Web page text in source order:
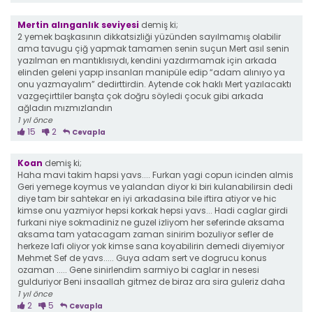
Mertin alınganlık seviyesi demiş ki;
2 yemek başkasının dikkatsizliği yüzünden sayılmamış olabilir
ama tavugu çiğ yapmak tamamen senin suçun Mert asıl senin
yazılman en mantıklısıydı, kendini yazdırmamak için arkada
elinden geleni yapıp insanları manipüle edip “adam alınıyo ya
onu yazmayalım” dedirttirdin. Aytende cok haklı Mert yazılacaktı
vazgeçirttiler barışta çok doğru söyledi çocuk gibi arkada
ağladın mızmızlandın
1 yıl önce
15 2 Cevapla
Koan demiş ki;
Haha mavi takim hapsi yavs.... Furkan yagi copun icinden almis
Geri yemege koymus ve yalandan diyor ki biri kulanabilirsin dedi
diye tam bir sahtekar en iyi arkadasina bile iftira atiyor ve hic
kimse onu yazmiyor hepsi korkak hepsi yavs... Hadi caglar girdi
furkani niye sokmadiniz ne guzel izliyom her seferinde aksama
aksama tam yatacagam zaman sinirim bozuliyor sefler de
herkeze lafi oliyor yok kimse sana koyabilirin demedi diyemiyor
Mehmet Sef de yavs..... Guya adam sert ve dogrucu konus
ozaman ..... Gene sinirlendim sarmiyo bi caglar in nesesi
gulduriyor Beni insaallah gitmez de biraz ara sira guleriz daha
1 yıl önce
2 5 Cevapla